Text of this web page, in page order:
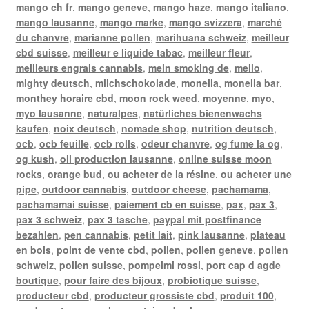
mango ch fr, mango geneve, mango haze, mango italiano,
mango lausanne, mango marke, mango svizzera, marché
du chanvre, marianne pollen, marihuana schweiz, meilleur
cbd suisse, meilleur e liquide tabac, meilleur fleur,
meilleurs engrais cannabis, mein smoking de, mello,
mighty deutsch, milchschokolade, monella, monella bar,
monthey horaire cbd, moon rock weed, moyenne, myo,
myo lausanne, naturalpes, natürliches bienenwachs
kaufen, noix deutsch, nomade shop, nutrition deutsch,
ocb, ocb feuille, ocb rolls, odeur chanvre, og fume la og,
og kush, oil production lausanne, online suisse moon
rocks, orange bud, ou acheter de la résine, ou acheter une
pipe, outdoor cannabis, outdoor cheese, pachamama,
pachamamai suisse, paiement cb en suisse, pax, pax 3,
pax 3 schweiz, pax 3 tasche, paypal mit postfinance
bezahlen, pen cannabis, petit lait, pink lausanne, plateau
en bois, point de vente cbd, pollen, pollen geneve, pollen
schweiz, pollen suisse, pompelmi rossi, port cap d agde
boutique, pour faire des bijoux, probiotique suisse,
producteur cbd, producteur grossiste cbd, produit 100,